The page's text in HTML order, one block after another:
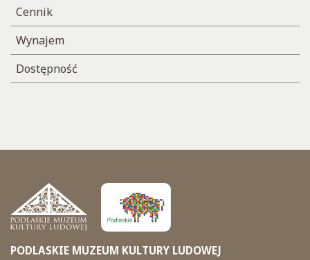
Cennik
Wynajem
Dostępność
PODLASKIE MUZEUM KULTURY LUDOWEJ